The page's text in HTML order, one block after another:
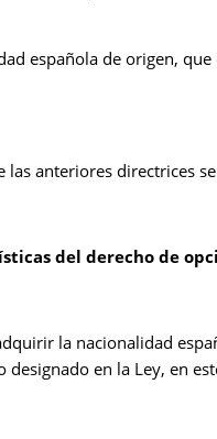
española de origen,
las anteriores directrices
del derecho de
la nacionalidad
en la Ley, en